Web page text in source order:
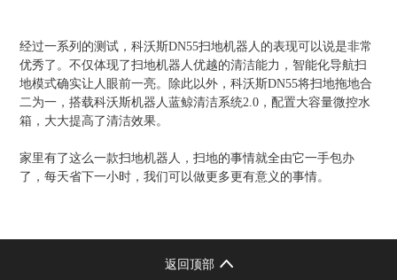
经过一系列的测试，科沃斯DN55扫地机器人的表现可以说是非常
优秀了。不仅体现了扫地机器人优越的清洁能力，智能化导航扫
地模式确实让人眼前一亮。除此以外，科沃斯DN55将扫地拖地合
二为一，搭载科沃斯机器人蓝鲸清洁系统2.0，配置大容量微控水
箱，大大提高了清洁效果。
家里有了这么一款扫地机器人，扫地的事情就全由它一手包办
了，每天省下一小时，我们可以做更多更有意义的事情。
返回顶部